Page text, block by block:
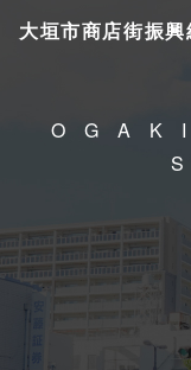
大垣市商店街振